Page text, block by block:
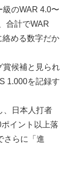
級のWAR 4.0〜
合計でWAR
める数字だか
賞候補と見られ
1.000を記録す
、日本人打者
イント以上落
さらに「進